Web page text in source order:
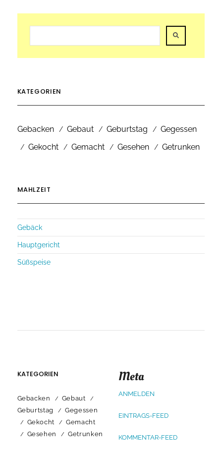
KATEGORIEN
Gebacken Gebaut Geburtstag
Gegessen
Gekocht
Gemacht Gesehen Getrunken
MAHLZEIT
Gebäck
Hauptgericht
Süßspeise
KATEGORIEN
Gebacken
Gebaut
Geburtstag
Gegessen
Gekocht
Gemacht
Gesehen
Getrunken
Meta
ANMELDEN
EINTRAGS-FEED
KOMMENTAR-FEED